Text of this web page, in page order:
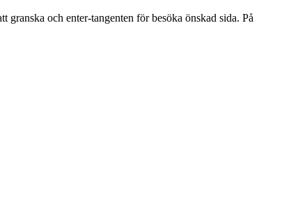
och enter-tangenten för besöka önskad sida. På